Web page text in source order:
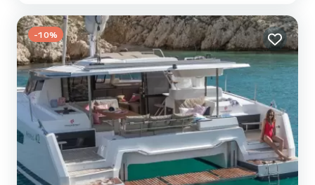
maximalen Komfort bei Tagesausflügen. Die zahlreichen
Stauräume ermöglichen es, Tasc...
-10%